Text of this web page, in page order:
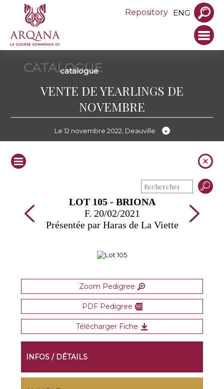
Repository ENG
CATALOGUE
catalogue
VENTE DE YEARLINGS DE
NOVEMBRE
Le 12 novembre 2022, Deauville
LOT 105 - BRIONA
F. 20/02/2021
Présentée par Haras de La Viette
Zoom Pedigree
PDF Pedigree
Télécharger Fiche
INFOS / DÉTAILS